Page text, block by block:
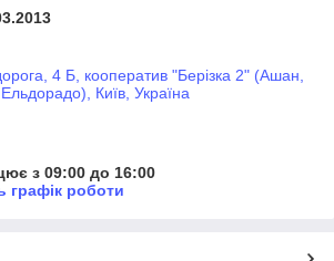
4 Б, кооператив "Берізка 2" (Ашан,
Київ, Україна
з 09:00 до 16:00
графік роботи